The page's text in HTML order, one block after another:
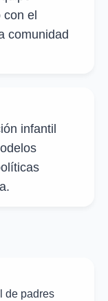
el
comunidad
infantil
de padres